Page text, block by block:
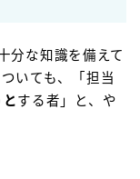
分な知識を備えて
いても、「担当
する者」と、や